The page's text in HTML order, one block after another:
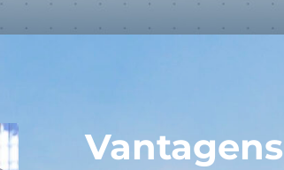
Vantagens